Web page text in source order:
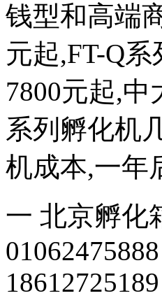
钱型和高端
元起,FT-Q
7800元起,
系列孵化机
机成本,一年
一 北京孵化